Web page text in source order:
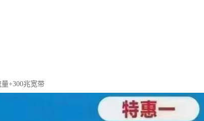
量+300兆宽带